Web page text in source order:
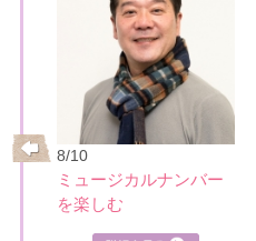
ぐ
8/10
ミュージカルナンバー
を楽しむ